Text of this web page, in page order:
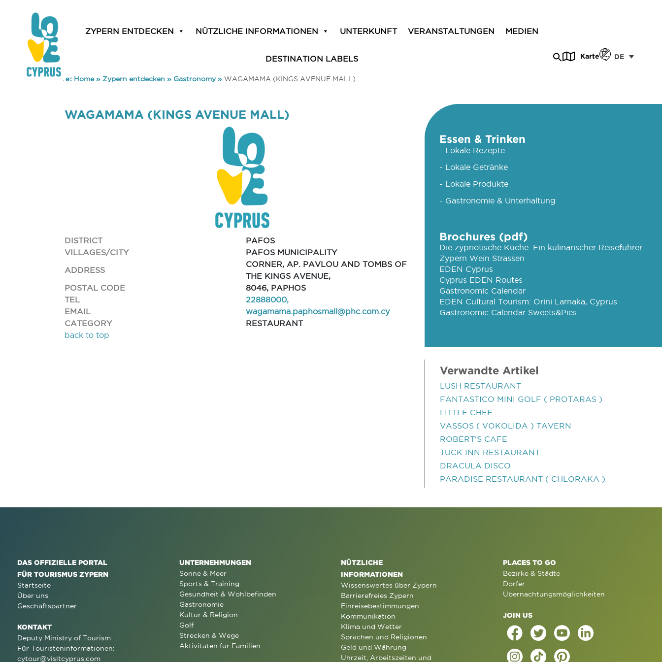
ZYPERN ENTDECKEN NÜTZLICHE INFORMATIONEN UNTERKUNFT VERANSTALTUNGEN MEDIEN
DESTINATION LABELS Karte DE
You are here: Home» Zypern entdecken » Gastronomy» WAGAMAMA (KINGS AVENUE MALL)
WAGAMAMA (KINGS AVENUE MALL)
DISTRICT
PAFOS
VILLAGES/CITY
PAFOS MUNICIPALITY
ADDRESS
CORNER, AP. PAVLOU AND TOMBS OF
THE KINGS AVENUE,
POSTAL CODE
8046, PAPHOS
TEL
22888000,
EMAIL
wagamama.paphosmall@phc.com.cy
CATEGORY
RESTAURANT
back to top
Essen & Trinken
- Lokale Rezepte
- Lokale Getränke
- Lokale Produkte
- Gastronomie & Unterhaltung
Brochures (pdf)
Die zypriotische Küche: Ein kulinarischer Reiseführer
Zypern Wein Strassen
EDEN Cyprus
Cyprus EDEN Routes
Gastronomic Calendar
EDEN Cultural Tourism: Orini Larnaka, Cyprus
Gastronomic Calendar Sweets&Pies
Verwandte Artikel
LUSH RESTAURANT
FANTASTICO MINI GOLF ( PROTARAS )
LITTLE CHEF
VASSOS ( VOKOLIDA ) TAVERN
ROBERT'S CAFE
TUCK INN RESTAURANT
DRACULA DISCO
PARADISE RESTAURANT ( CHLORAKA )
DAS OFFIZIELLE PORTAL
FÜR TOURISMUS ZYPERN
Startseite
Über uns
Geschäftspartner
KONTAKT
Deputy Ministry of Tourism
Für Touristeninformationen:
cytour@visitcyprus.com
UNTERNEHMUNGEN
Sonne & Meer
Sports & Training
Gesundheit & Wohlbefinden
Gastronomie
Kultur & Religion
Golf
Strecken & Wege
Aktivitäten für Familien
NÜTZLICHE
INFORMATIONEN
Wissenswertes über Zypern
Barrierefreies Zypern
Einreisebestimmungen
Kommunikation
Klima und Wetter
Sprachen und Religionen
Geld und Währung
Uhrzeit, Arbeitszeiten und
PLACES TO GO
Bezirke & Städte
Dörfer
Übernachtungsmöglichkeiten
JOIN US